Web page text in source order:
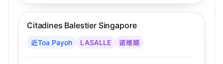
Citadines
Citadines Balestier Singapore
近Toa Payoh LASALLE 诺维娜